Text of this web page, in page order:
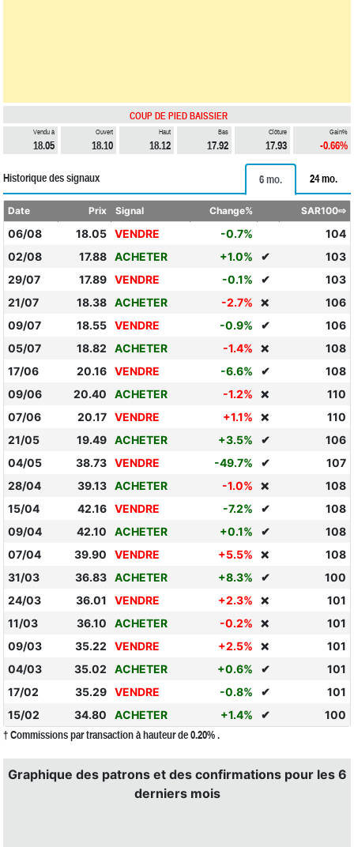
COUP DE PIED BAISSIER
Vendu à
18.05
Ouvert
18.10
Haut
18.12
Bas
17.92
Clôture
17.93
Gain%
-0.66%
Historique des signaux 6 mo. 24 mo.
Date Prix Signal Change% SAR100⇨
06/08 18.05 VENDRE -0.7%
104
02/08
17.88 ACHETER +1.0% ✔
103
29/07
17.89 VENDRE -0.1% ✔
103
21/07
18.38 ACHETER -2.7% ❌
106
09/07
18.55 VENDRE -0.9% ✔
106
05/07
18.82 ACHETER -1.4% ❌
108
17/06
20.16 VENDRE -6.6% ✔
108
09/06
20.40 ACHETER -1.2% ❌
110
07/06
20.17 VENDRE +1.1% ❌
110
21/05
19.49 ACHETER +3.5% ✔
106
04/05
38.73 VENDRE -49.7% ✔
107
28/04
39.13 ACHETER -1.0% ❌
108
15/04
42.16 VENDRE -7.2% ✔
108
09/04
42.10 ACHETER +0.1% ✔
108
07/04
39.90 VENDRE +5.5% ❌
108
31/03
36.83 ACHETER +8.3% ✔
100
24/03
36.01 VENDRE +2.3% ❌
101
11/03
36.10 ACHETER -0.2% ❌
101
09/03
35.22 VENDRE +2.5% ❌
101
04/03
35.02 ACHETER +0.6% ✔
101
17/02
35.29 VENDRE -0.8% ✔
101
15/02
34.80 ACHETER +1.4% ✔ 100
† Commissions par transaction à hauteur de 0.20% .
Graphique des patrons et des confirmations pour les 6
derniers mois